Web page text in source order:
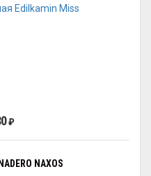
₽
NAXOS